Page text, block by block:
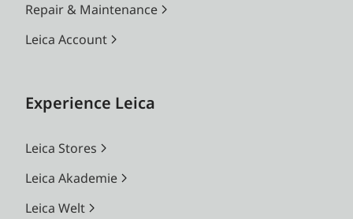
Repair & Maintenance
Leica Account
Experience Leica
Leica Stores
Leica Akademie
Leica Welt